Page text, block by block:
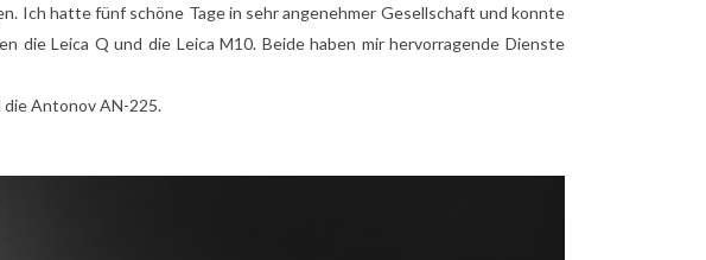
Ich hatte fünf schöne Tage in sehr angenehmer Gesellschaft und konnte
die Leica Q und die Leica M10. Beide haben mir hervorragende Dienste
die Antonov AN-225.